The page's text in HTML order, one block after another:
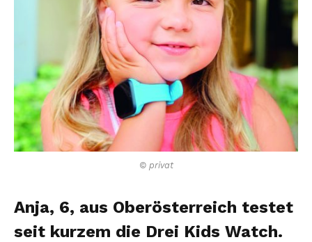
© privat
Anja, 6, aus Oberösterreich testet
seit kurzem die Drei Kids Watch.